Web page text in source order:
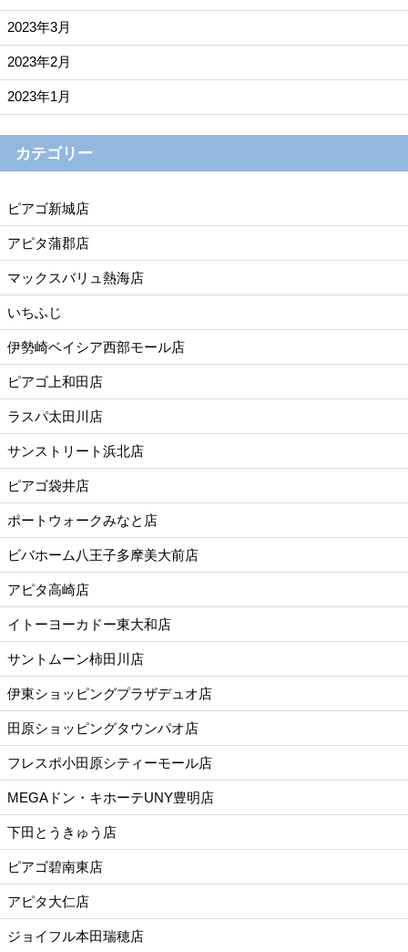
2023年3月
2023年2月
2023年1月
カテゴリー
ピアゴ新城店
アピタ蒲郡店
マックスバリュ熱海店
いちふじ
伊勢崎ベイシア西部モール店
ピアゴ上和田店
ラスパ太田川店
サンストリート浜北店
ピアゴ袋井店
ポートウォークみなと店
ビバホーム八王子多摩美大前店
アピタ高崎店
イトーヨーカドー東大和店
サントムーン柿田川店
伊東ショッピングプラザデュオ店
田原ショッピングタウンパオ店
フレスポ小田原シティーモール店
MEGAドン・キホーテUNY豊明店
下田とうきゅう店
ピアゴ碧南東店
アピタ大仁店
ジョイフル本田瑞穂店